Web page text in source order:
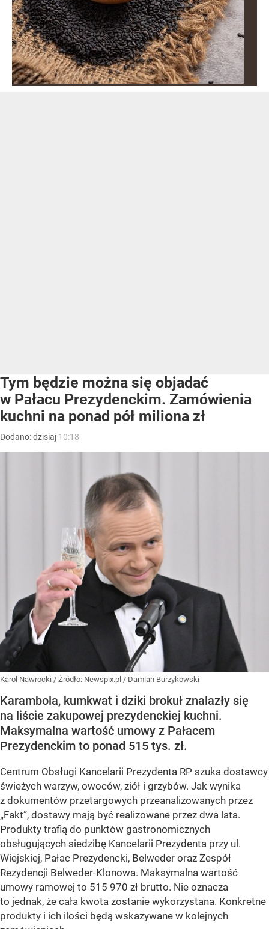
Tym będzie można się objadać
w Pałacu Prezydenckim. Zamówienia
kuchni na ponad pół miliona zł
Dodano:dzisiaj 10:18
Karol Nawrocki / Źródło: Newspix.pl / Damian Burzykowski
Karambola, kumkwat i dziki brokuł znalazły się
na liście zakupowej prezydenckiej kuchni.
Maksymalna wartość umowy z Pałacem
Prezydenckim to ponad 515 tys. zł.
Centrum Obsługi Kancelarii Prezydenta RP szuka dostawcy
świeżych warzyw, owoców, ziół i grzybów. Jak wynika
z dokumentów przetargowych przeanalizowanych przez
„Fakt”, dostawy mają być realizowane przez dwa lata.
Produkty trafią do punktów gastronomicznych
obsługujących siedzibę Kancelarii Prezydenta przy ul.
Wiejskiej, Pałac Prezydencki, Belweder oraz Zespół
Rezydencji Belweder-Klonowa. Maksymalna wartość
umowy ramowej to 515 970 zł brutto. Nie oznacza
to jednak, że cała kwota zostanie wykorzystana. Konkretne
produkty i ich ilości będą wskazywane w kolejnych